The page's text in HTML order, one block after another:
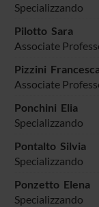
Specializzando
Pilotto Sara
Associate
Pizzini
Associate
Ponchini Elia
Specializzando
Pontalto Silvia
Specializzando
Ponzetto Elena
Specializzando